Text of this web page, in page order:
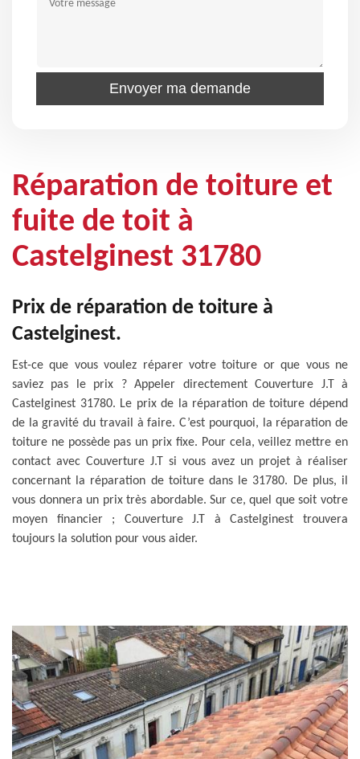
Réparation de toiture et
fuite de toit à
Castelginest 31780
Prix de réparation de toiture à
Castelginest.
Est-ce que vous voulez réparer votre toiture or que vous ne
saviez pas le prix ? Appeler directement Couverture J.T à
Castelginest 31780. Le prix de la réparation de toiture dépend
de la gravité du travail à faire. C’est pourquoi, la réparation de
toiture ne possède pas un prix fixe. Pour cela, veillez mettre en
contact avec Couverture J.T si vous avez un projet à réaliser
concernant la réparation de toiture dans le 31780. De plus, il
vous donnera un prix très abordable. Sur ce, quel que soit votre
moyen financier ; Couverture J.T à Castelginest trouvera
toujours la solution pour vous aider.